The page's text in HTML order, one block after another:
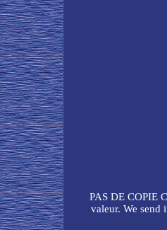
PAS DE COPIE
valeur. We send